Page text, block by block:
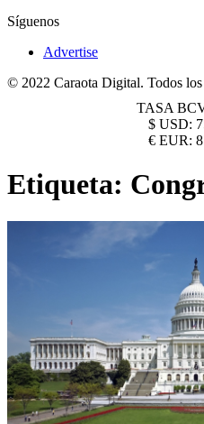
Síguenos
Advertise
© 2022 Caraota Digital. Todos los
TASA
$ USD:
€ EUR:
Etiqueta: